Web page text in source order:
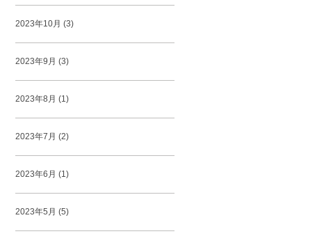
2023年10月 (3)
2023年9月 (3)
2023年8月 (1)
2023年7月 (2)
2023年6月 (1)
2023年5月 (5)